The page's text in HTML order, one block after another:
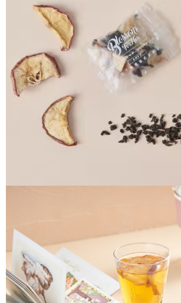
4.訂單成立30分鐘內，如未前往確認交易或遇審核未
消。如遇「轉專審核」未通過狀況，表示未達大哥付
法說明評估內容。
【繳款方式說明】
1.分期款項不併入電信帳單，「大哥付你分期」於每
醒簡訊。
2.透過簡訊連結打開帳單後，可選擇「超商條碼／台
帳／街口支付／iPASS MONEY」等通路繳費。
【注意事項】
1.本服務係由「台灣大哥大股份有限公司」（以下簡
用戶於交易時，得透過本服務購買商品或服務，並由
買賣價金債權讓與本公司後，依約使用本公司帳單繳
2.基於同意付款使用「大哥付你分期」之契約關係目
１．簡單：不需註冊會員、不需綁卡、不需儲值。
２．便利：只要手機號碼，簡訊認證，即可結帳。
３．安心：先確認商品／服務後，再付款。
【「AFTEE先享後付」結帳流程】
１．於結帳方式選擇「AFTEE先享後付」後，將跳轉
結帳頁面，進行簡訊認證並確認金額後，即可完成結
２．訂單成立數日內，您將收到繳費通知簡訊。
３．收到繳費通知簡訊後14天內，點擊此簡訊中的連
ATM／網路銀行／等多元方式進行付款，方視為交易
※ 請注意：結帳手續完成當下不需立刻繳費，但若您
購買商品的店家。未經商家同意取消之訂單仍視為有
後付繳納相關費用。
※ 交易是否成功請以「AFTEE先享後付 」之結帳頁
１．透過由恩沛科技股份有限公司提供之「AFTEE先
易，需依本服務之必要範圍內提供個人資料，並將交
２．關於個人資料處理事宜，請瀏覽以下網址：
https://aftee.tw/terms/#terms3
３．未成年的使用者請事先徵得法定代理人或監護人
「AFTEE先享後付」，若未經同意申辦者引起之損失
任。
４．使用「AFTEE先享後付」時，將依據個別帳號之
時審查核予不同之上限額度；若仍有額度不足之情形
運送方式
付款後全家取貨
每筆NT$70，滿NT$899(含以上)免運費
付款後7-11取貨
每筆NT$70，滿NT$899(含以上)免運費
每筆NT$100，滿NT$1,000(含以上)免運費
京站台北店客服中心(1F星巴克旁) 即日起不提